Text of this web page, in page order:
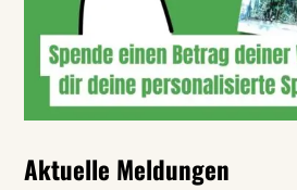
Aktuelle Meldungen